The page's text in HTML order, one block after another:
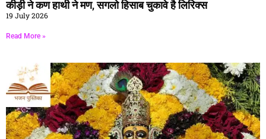
कीड़ी ने कण हाथी ने मण, सगलो हिसाब चुकावे है लिरिक्स
19 July 2026
Read More »